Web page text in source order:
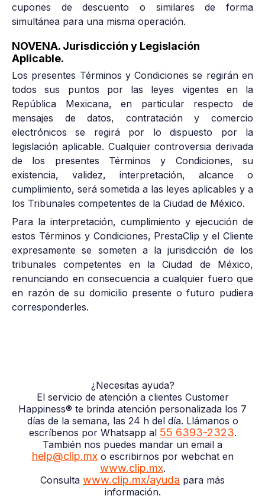
cupones de descuento o similares de forma
simultánea para una misma operación.
NOVENA. Jurisdicción y Legislación
Aplicable.
Los presentes Términos y Condiciones se regirán en
todos sus puntos por las leyes vigentes en la
República Mexicana, en particular respecto de
mensajes de datos, contratación y comercio
electrónicos se regirá por lo dispuesto por la
legislación aplicable. Cualquier controversia derivada
de los presentes Términos y Condiciones, su
existencia, validez, interpretación, alcance o
cumplimiento, será sometida a las leyes aplicables y a
los Tribunales competentes de la Ciudad de México.
Para la interpretación, cumplimiento y ejecución de
estos Términos y Condiciones, PrestaClip y el Cliente
expresamente se someten a la jurisdicción de los
tribunales competentes en la Ciudad de México,
renunciando en consecuencia a cualquier fuero que
en razón de su domicilio presente o futuro pudiera
corresponderles.
¿Necesitas ayuda?
El servicio de atención a clientes Customer
Happiness® te brinda atención personalizada los 7
días de la semana, las 24 h del día. Llámanos o
escríbenos por Whatsapp al 55 6393-2323.
También nos puedes mandar un email a
help@clip.mxo escribirnos por webchat en
www.clip.mx.
Consulta www.clip.mx/ayuda para más
información.